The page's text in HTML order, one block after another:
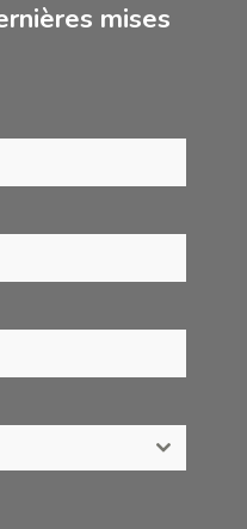
mises